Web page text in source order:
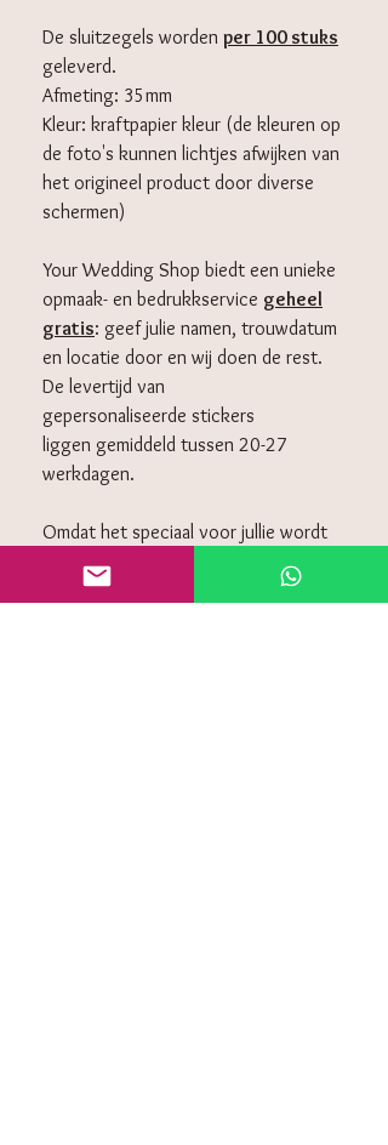
De sluitzegels worden per 100 stuks
geleverd.
Afmeting: 35mm
Kleur: kraftpapier kleur (de kleuren op
de foto's kunnen lichtjes afwijken van
het origineel product door diverse
schermen)
Your Wedding Shop biedt een unieke
opmaak- en bedrukkservice geheel
gratis: geef julie namen, trouwdatum
en locatie door en wij doen de rest.
De levertijd van
gepersonaliseerde stickers
liggen gemiddeld tussen 20-27
werkdagen.
Omdat het speciaal voor jullie wordt
gemaakt, is het helaas niet mogelijk
om deze retour te sturen.